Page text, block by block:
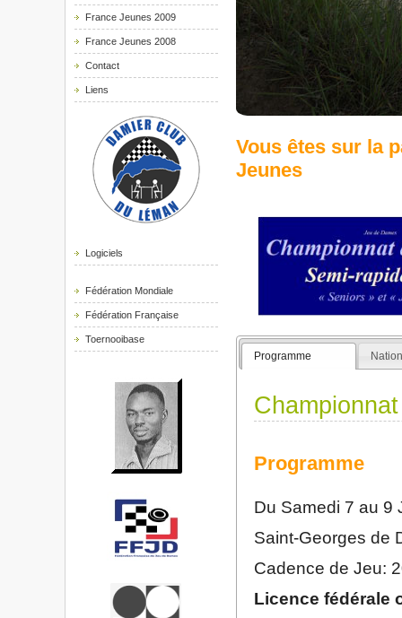
France Jeunes 2009
France Jeunes 2008
Contact
Liens
Logiciels
Fédération Mondiale
Fédération Française
Toernooibase
Vous êtes sur la
Jeunes
Programme
Programme
Du Samedi 7 au 9
Saint-Georges de
Cadence de Jeu:
Licence fédérale